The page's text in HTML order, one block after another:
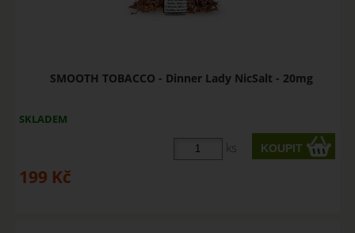
SMOOTH TOBACCO - Dinner Lady NicSalt - 20mg
SKLADEM
ks
199 Kč